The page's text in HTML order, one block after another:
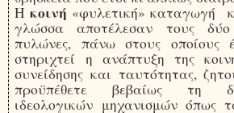
Ηκοινή «φυλετική» καταγωγή
γλώσσα αποτέλεσαν τους δύο
πυλώνες, πάνω στους οποίους
στηριχτεί η ανάπτυξη της
συνείδησης και ταυτότητας,
προϋπέθετε βεβαίως τη
ιδεολογικών μηχανισμών όπως